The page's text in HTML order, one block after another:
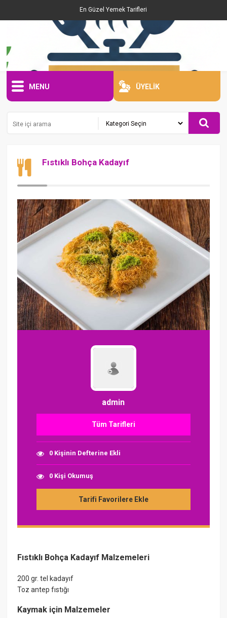
En Güzel Yemek Tarifleri
MENU ÜYELİK
Fıstıklı Bohça Kadayıf
admin
Tüm Tarifleri
0 Kişinin Defterine Ekli
0 Kişi Okumuş
Tarifi Favorilere Ekle
Fıstıklı Bohça Kadayıf Malzemeleri
200 gr. tel kadayıf
Toz antep fıstığı
Kaymak için Malzemeler